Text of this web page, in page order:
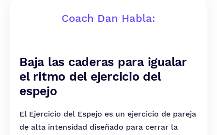
Coach Dan Habla:
Baja las caderas para igualar
el ritmo del ejercicio del
espejo
El Ejercicio del Espejo es un ejercicio de pareja
de alta intensidad diseñado para cerrar la